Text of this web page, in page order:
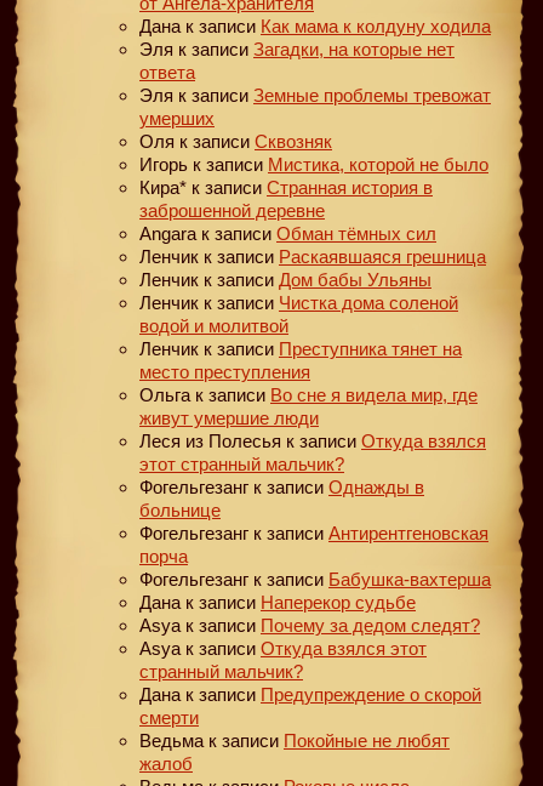
Дана к записи Как мама к колдуну ходила
Эля к записи Загадки, на которые нет
ответа
Эля к записи Земные проблемы тревожат
умерших
Оля к записи Сквозняк
Игорь к записи Мистика, которой не было
Кира* к записи Странная история в
заброшенной деревне
Angara к записи Обман тёмных сил
Ленчик к записи Раскаявшаяся грешница
Ленчик к записи Дом бабы Ульяны
Ленчик к записи Чистка дома соленой
водой и молитвой
Ленчик к записи Преступника тянет на
место преступления
Ольга к записи Во сне я видела мир, где
живут умершие люди
Леся из Полесья к записи Откуда взялся
этот странный мальчик?
Фогельгезанг к записи Однажды в
больнице
Фогельгезанг к записи Антирентгеновская
порча
Фогельгезанг к записи Бабушка-вахтерша
Дана к записи Наперекор судьбе
Asya к записи Почему за дедом следят?
Asya к записи Откуда взялся этот
странный мальчик?
Дана к записи Предупреждение о скорой
смерти
Ведьма к записи Покойные не любят
жалоб